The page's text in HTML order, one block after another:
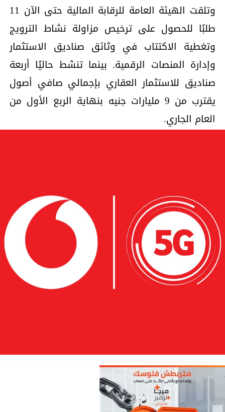
وتلقت الهيئة العامة للرقابة المالية حتى الآن 11
طلبًا للحصول على ترخيص مزاولة نشاط الترويج
وتغطية الاكتتاب في وثائق صناديق الاستثمار
وإدارة المنصات الرقمية. بينما تنشط حاليًا أربعة
صناديق للاستثمار العقاري بإجمالي صافي أصول
يقترب من 9 مليارات جنيه بنهاية الربع الأول من
العام الجاري.